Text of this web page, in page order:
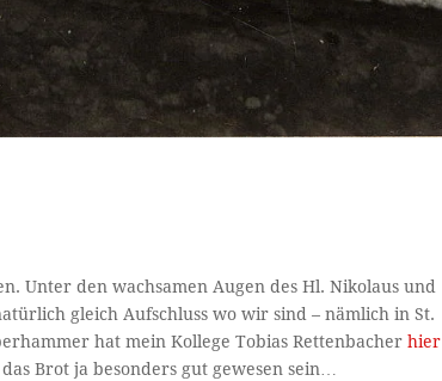
Unter den wachsamen Augen des Hl. Nikolaus und
gleich Aufschluss wo wir sind – nämlich in St.
hat mein Kollege Tobias Rettenbacherhier
Brot ja besonders gut gewesen sein…